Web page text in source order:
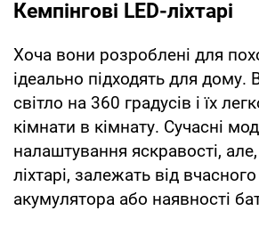
Кемпінгові LED-ліхтарі
Хоча вони розроблені для
ідеально підходять для дому.
світло на 360 градусів і їх
кімнати в кімнату. Сучасні
налаштування яскравості, але,
ліхтарі, залежать від
акумулятора або наявності